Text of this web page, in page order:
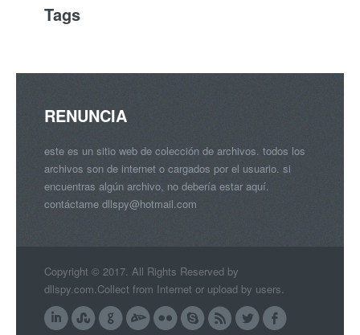
Tags
RENUNCIA
este es un sitio web de colección de archivos. todos los
archivos son de internet o cargados por el usuario. si
encuentras algún archivo, no debería estar aquí.
contáctame dllspy@hotmail.com
Copyright © 2017. All Rights Reserved by
dllspy.com.Collect from Internet or upload by users.